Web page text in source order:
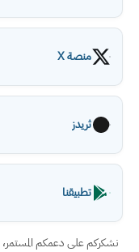
منصة X
ثريدز
تطبيقنا
نشكركم على دعمكم المستمر،